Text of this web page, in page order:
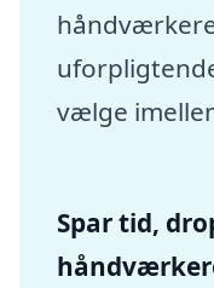
vælge
Spar tid,